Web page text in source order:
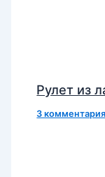
Рулет из
3 комментария